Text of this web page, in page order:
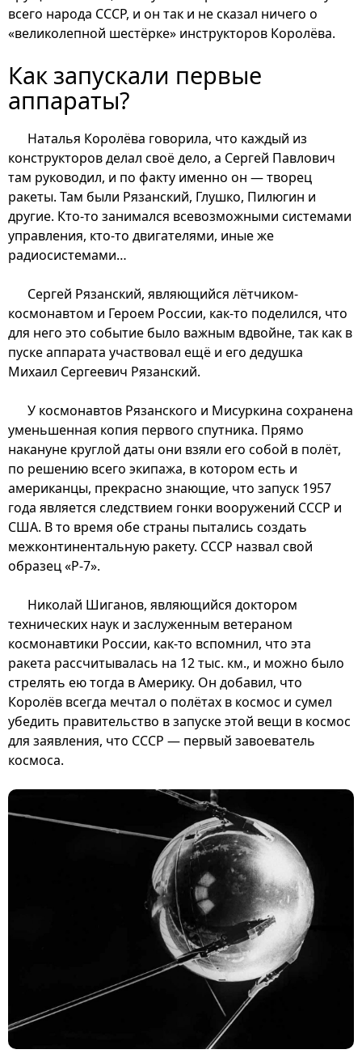
всего народа СССР, и он так и не сказал ничего о
«великолепной шестёрке» инструкторов Королёва.
Как запускали первые
аппараты?
Наталья Королёва говорила, что каждый из
конструкторов делал своё дело, а Сергей Павлович
там руководил, и по факту именно он — творец
ракеты. Там были Рязанский, Глушко, Пилюгин и
другие. Кто-то занимался всевозможными системами
управления, кто-то двигателями, иные же
радиосистемами…
Сергей Рязанский, являющийся лётчиком-
космонавтом и Героем России, как-то поделился, что
для него это событие было важным вдвойне, так как в
пуске аппарата участвовал ещё и его дедушка
Михаил Сергеевич Рязанский.
У космонавтов Рязанского и Мисуркина сохранена
уменьшенная копия первого спутника. Прямо
накануне круглой даты они взяли его собой в полёт,
по решению всего экипажа, в котором есть и
американцы, прекрасно знающие, что запуск 1957
года является следствием гонки вооружений СССР и
США. В то время обе страны пытались создать
межконтинентальную ракету. СССР назвал свой
образец «Р-7».
Николай Шиганов, являющийся доктором
технических наук и заслуженным ветераном
космонавтики России, как-то вспомнил, что эта
ракета рассчитывалась на 12 тыс. км., и можно было
стрелять ею тогда в Америку. Он добавил, что
Королёв всегда мечтал о полётах в космос и сумел
убедить правительство в запуске этой вещи в космос
для заявления, что СССР — первый завоеватель
космоса.